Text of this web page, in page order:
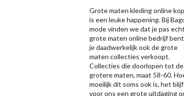
Grote maten kleding online
is een leuke happening. Bij
mode vinden we dat je pas
grote maten online bedrijf
je daadwerkelijk ook de grote
maten collecties verkoopt.
Collecties die doorlopen tot de
grotere maten, maat 58-60.
moeilijk dit soms ook is, het
voor ons een grote uitdaging